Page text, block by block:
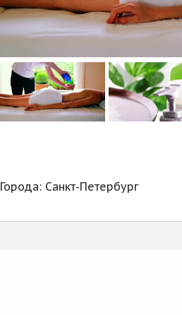
Города: Санкт-Петербург